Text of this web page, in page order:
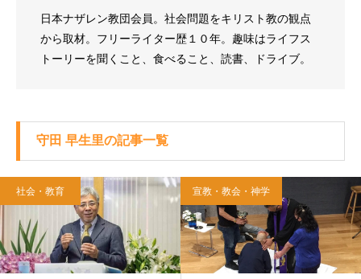
日本ナザレン教団会員。社会問題をキリスト教の観点
から取材。フリーライター歴１０年。趣味はライフス
トーリーを聞くこと、食べること、読書、ドライブ。
守田 早生里の記事一覧
社会・教育 宣教・教会・神学